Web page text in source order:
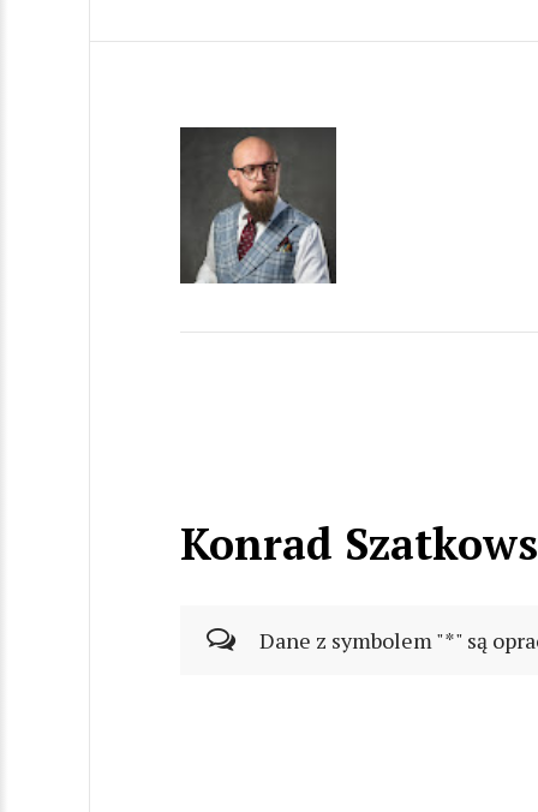
Konrad
Dane z symbolem "*" są